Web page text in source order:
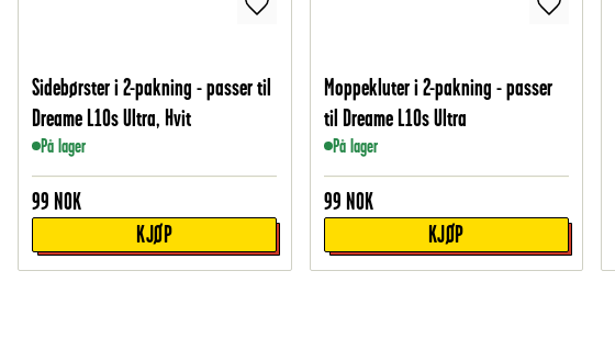
Sidebørster i 2-pakning - passer til
Dreame L10s Ultra, Hvit
På lager
99 NOK
KJØP
Moppekluter i 2-pakning - passer
til Dreame L10s Ultra
På lager
99 NOK
KJØP